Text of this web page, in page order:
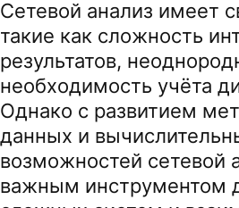
Сетевой анализ имеет
такие как сложность
результатов,
необходимость учёта
Однако с развитием
данных и
возможностей сетевой
важным инструментом